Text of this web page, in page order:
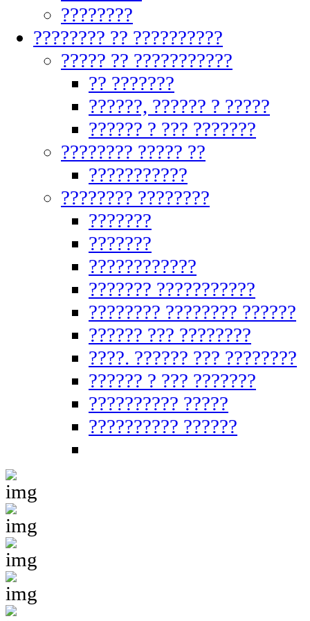
????????
???????? ?? ??????????
????? ?? ???????????
?? ???????
??????, ?????? ? ?????
?????? ? ??? ???????
???????? ????? ??
???????????
???????? ????????
???????
???????
????????????
??????? ???????????
???????? ???????? ??????
?????? ??? ????????
????. ?????? ??? ????????
?????? ? ??? ???????
?????????? ?????
?????????? ??????